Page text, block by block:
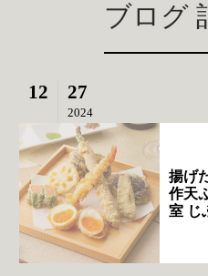
ブログ
12 27
2024
揚げ
作天
室 じ